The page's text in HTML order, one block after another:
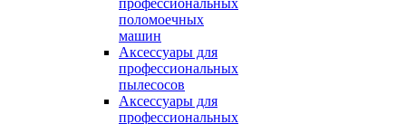
профессиональных
поломоечных
машин
Аксессуары для
профессиональных
пылесосов
Аксессуары для
профессиональных